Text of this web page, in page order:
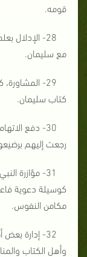
قومه.
28- الإدلال
مع سليمان.
29-
كتاب سليمان.
30- دفع
رجعت إليهم
كوسيلة دعوية
مكامن النفوس.
32- إدارة
وأهل الكتاب